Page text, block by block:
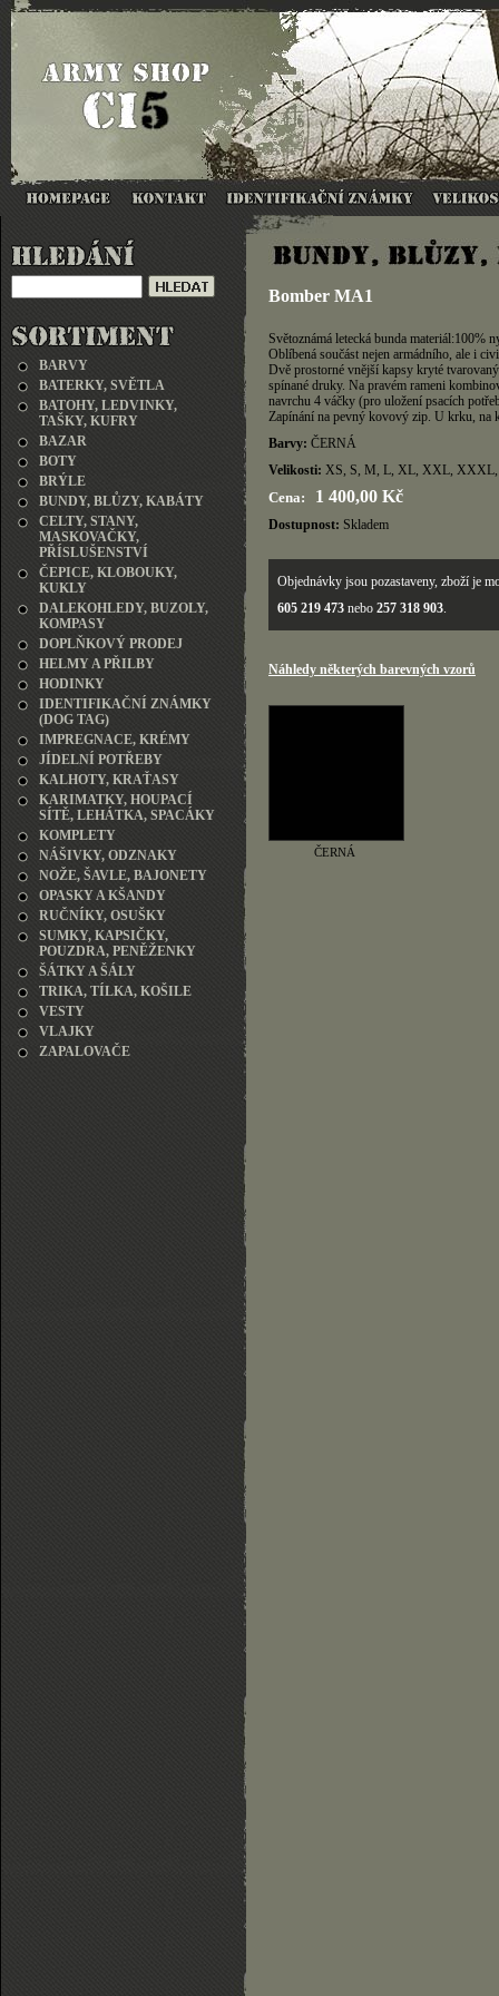
BARVY
BATERKY, SVĚTLA
BATOHY, LEDVINKY,
TAŠKY, KUFRY
BAZAR
BOTY
BRÝLE
BUNDY, BLŮZY, KABÁTY
CELTY, STANY,
MASKOVAČKY,
PŘÍSLUŠENSTVÍ
ČEPICE, KLOBOUKY,
KUKLY
DALEKOHLEDY, BUZOLY,
KOMPASY
DOPLŇKOVÝ PRODEJ
HELMY A PŘILBY
HODINKY
IDENTIFIKAČNÍ ZNÁMKY
(DOG TAG)
IMPREGNACE, KRÉMY
JÍDELNÍ POTŘEBY
KALHOTY, KRAŤASY
KARIMATKY, HOUPACÍ
SÍTĚ, LEHÁTKA, SPACÁKY
KOMPLETY
NÁŠIVKY, ODZNAKY
NOŽE, ŠAVLE, BAJONETY
OPASKY A KŠANDY
RUČNÍKY, OSUŠKY
SUMKY, KAPSIČKY,
POUZDRA, PENĚŽENKY
ŠÁTKY A ŠÁLY
TRIKA, TÍLKA, KOŠILE
VESTY
VLAJKY
ZAPALOVAČE
Bomber MA1
Světoznámá letecká bunda materiál:100%
Oblíbená součást nejen armádního, ale i
Dvě prostorné vnější kapsy kryté
spínané druky. Na pravém rameni
navrchu 4 váčky (pro uložení psacích
Zapínání na pevný kovový zip. U krku, na
Barvy: ČERNÁ
Velikosti: XS, S, M, L, XL, XXL,
Cena: 1 400,00 Kč
Dostupnost: Skladem
Objednávky jsou pozastaveny, zboží je
605 219 473 nebo 257 318 903.
Náhledy některých barevných vzorů
ČERNÁ